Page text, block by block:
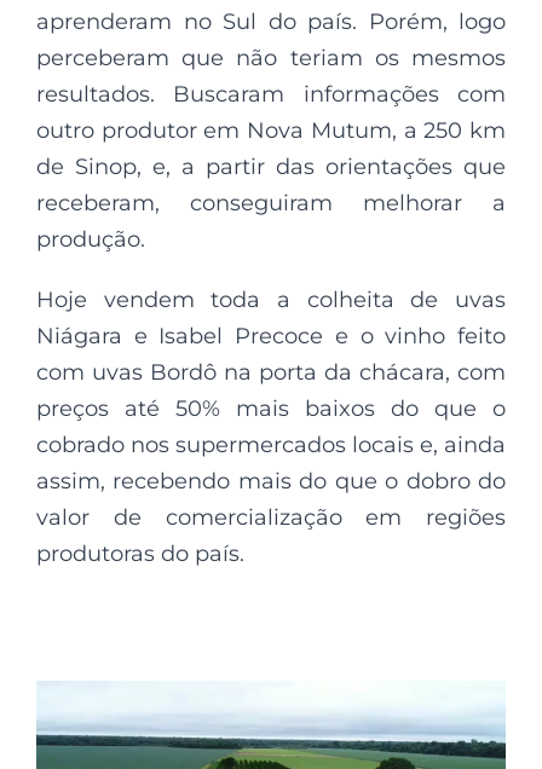
aprenderam no Sul do país. Porém, logo
perceberam que não teriam os mesmos
resultados. Buscaram informações com
outro produtor em Nova Mutum, a 250 km
de Sinop, e, a partir das orientações que
receberam, conseguiram melhorar a
produção.
Hoje vendem toda a colheita de uvas
Niágara e Isabel Precoce e o vinho feito
com uvas Bordô na porta da chácara, com
preços até 50% mais baixos do que o
cobrado nos supermercados locais e, ainda
assim, recebendo mais do que o dobro do
valor de comercialização em regiões
produtoras do país.